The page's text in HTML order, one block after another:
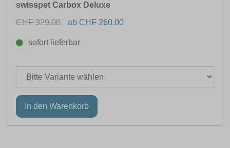
swisspet Carbox Deluxe
CHF 329.00
ab CHF 260.00
sofort lieferbar